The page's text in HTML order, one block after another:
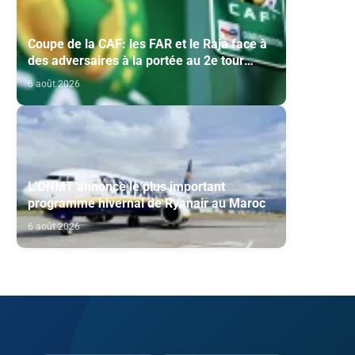
Coupe de la CAF: les FAR et le Raja face à
des adversaires à la portée au 2e tour
préliminaire
6 août 2026
L'ONMT annonce le plus important
programme hivernal de Ryanair au Maroc
6 août 2026